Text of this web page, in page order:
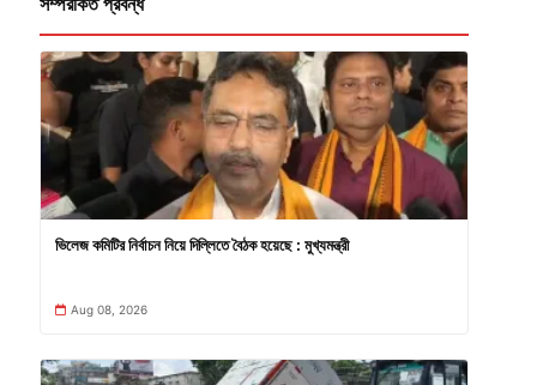
ভিলেজ কমিটির নির্বাচন নিয়ে দিল্লিতে বৈঠক হয়েছে : মুখ্যমন্ত্রী
Aug 08, 2026